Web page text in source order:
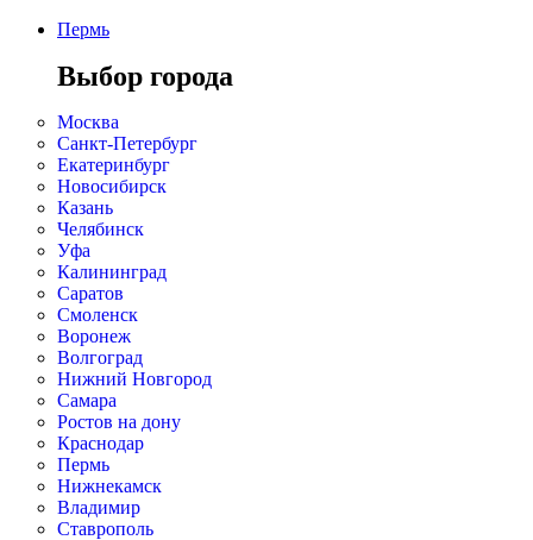
Пермь
Выбор города
Москва
Санкт-Петербург
Екатеринбург
Новосибирск
Казань
Челябинск
Уфа
Калининград
Саратов
Смоленск
Воронеж
Волгоград
Нижний Новгород
Самара
Ростов на дону
Краснодар
Пермь
Нижнекамск
Владимир
Ставрополь